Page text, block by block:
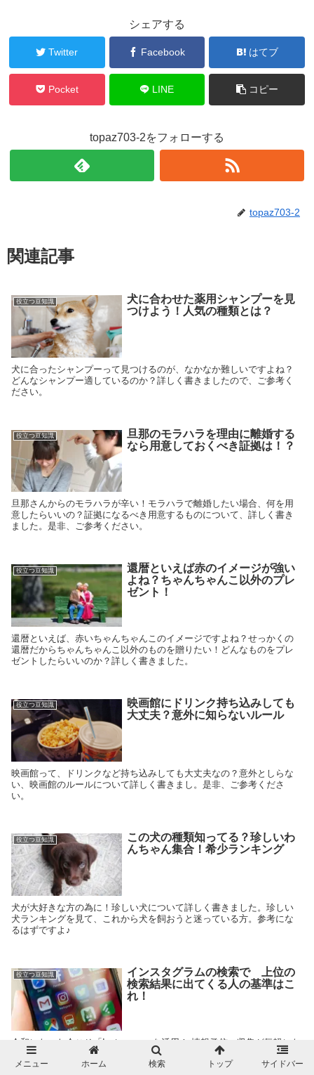
シェアする
Twitter Facebook はてブ
Pocket LINE コピー
topaz703-2をフォローする
topaz703-2
関連記事
役立つ豆知識
犬に合わせた薬用シャンプーを見
つけよう！人気の種類とは？
犬に合ったシャンプーって見つけるのが、なかなか難しいですよね？
どんなシャンプー適しているのか？詳しく書きましたので、ご参考く
ださい。
役立つ豆知識
旦那のモラハラを理由に離婚する
なら用意しておくべき証拠は！？
旦那さんからのモラハラが辛い！モラハラで離婚したい場合、何を用
意したらいいの？証拠になるべき用意するものについて、詳しく書き
ました。是非、ご参考ください。
役立つ豆知識
還暦といえば赤のイメージが強い
よね？ちゃんちゃんこ以外のプレ
ゼント！
還暦といえば、赤いちゃんちゃんこのイメージですよね？せっかくの
還暦だからちゃんちゃんこ以外のものを贈りたい！どんなものをプレ
ゼントしたらいいのか？詳しく書きました。
役立つ豆知識
映画館にドリンク持ち込みしても
大丈夫？意外に知らないルール
映画館って、ドリンクなど持ち込みしても大丈夫なの？意外としらな
い、映画館のルールについて詳しく書きまし。是非、ご参考くださ
い。
役立つ豆知識
この犬の種類知ってる？珍しいわ
んちゃん集合！希少ランキング
犬が大好きな方の為に！珍しい犬について詳しく書きました。珍しい
犬ランキングを見て、これから犬を飼おうと迷っている方。参考にな
るはずですよ♪
役立つ豆知識
インスタグラムの検索で 上位の
検索結果に出てくる人の基準はこ
れ！
令和になった今こそ「Instagram」を活用！ 情報発信、収集が気軽にな
りました。 「インスタ映え」という言葉が ユーキャン流行語大賞にも
ノミネートされ、 今や多くの人が利用しているインスタグラム。 ...
メニュー ホーム 検索 トップ サイドバー